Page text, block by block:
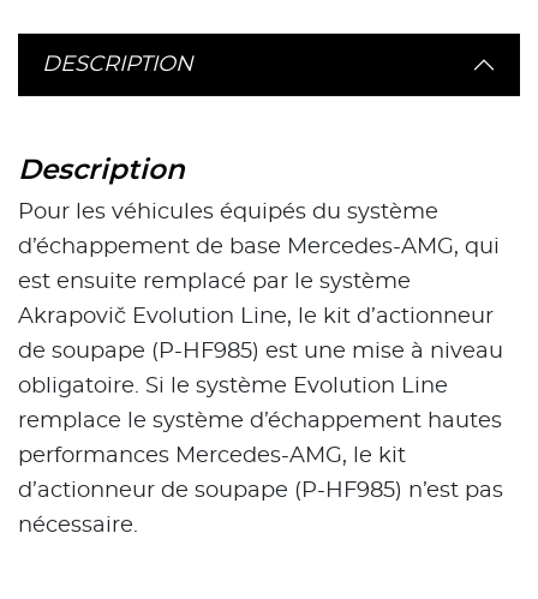
DESCRIPTION
Description
Pour les véhicules équipés du système
d’échappement de base Mercedes-AMG, qui
est ensuite remplacé par le système
Akrapovič Evolution Line, le kit d’actionneur
de soupape (P-HF985) est une mise à niveau
obligatoire. Si le système Evolution Line
remplace le système d’échappement hautes
performances Mercedes-AMG, le kit
d’actionneur de soupape (P-HF985) n’est pas
nécessaire.